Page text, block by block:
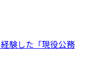
験した「現役公務